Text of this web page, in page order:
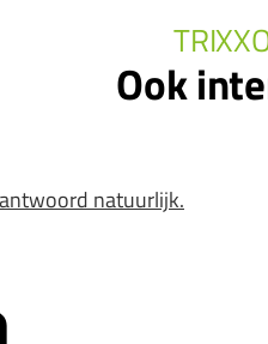
Ook
natuurlijk.